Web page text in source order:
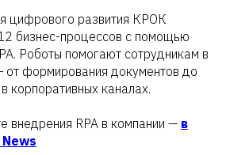
цифрового развития КРОК
бизнес-процессов с помощью
Роботы помогают сотрудникам в
от формирования документов до
корпоративных каналах.
внедрения RPA в компании — в